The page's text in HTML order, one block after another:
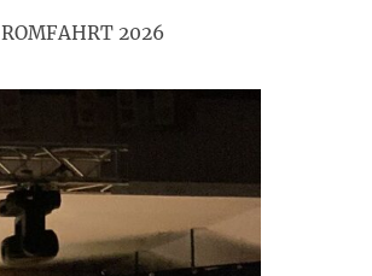
ROMFAHRT 2026